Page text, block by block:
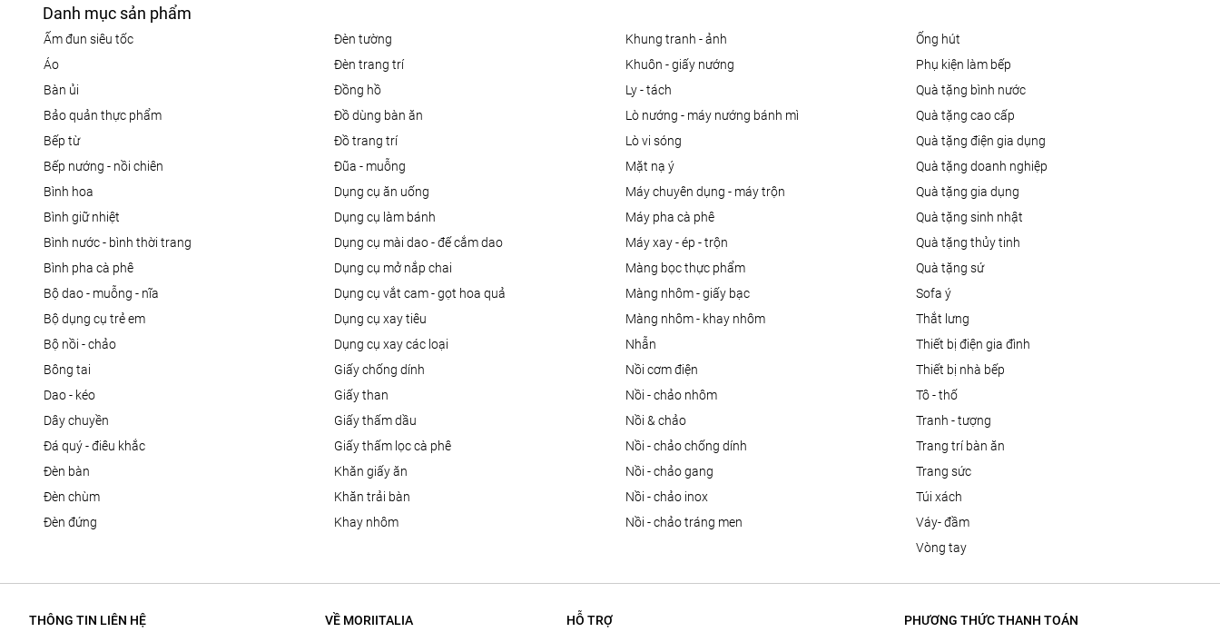
Danh mục sản phẩm
ấm đun siêu tốc
áo
bàn ủi
bảo quản thực phẩm
bếp từ
bếp nướng - nồi chiên
bình hoa
bình giữ nhiệt
bình nước - bình thời trang
bình pha cà phê
bộ dao - muỗng - nĩa
bộ dụng cụ trẻ em
bộ nồi - chảo
bông tai
dao - kéo
dây chuyền
đá quý - điêu khắc
đèn bàn
đèn chùm
đèn đứng
đèn tường
đèn trang trí
đồng hồ
đồ dùng bàn ăn
đồ trang trí
đũa - muỗng
dụng cụ ăn uống
dụng cụ làm bánh
dụng cụ mài dao - đế cắm dao
dụng cụ mở nắp chai
dụng cụ vắt cam - gọt hoa quả
dụng cụ xay tiêu
dụng cụ xay các loại
giấy chống dính
giấy than
giấy thấm dầu
giấy thấm lọc cà phê
khăn giấy ăn
khăn trải bàn
khay nhôm
khung tranh - ảnh
khuôn - giấy nướng
ly - tách
lò nướng - máy nướng bánh mì
lò vi sóng
mặt nạ ý
máy chuyên dụng - máy trộn
máy pha cà phê
máy xay - ép - trộn
màng bọc thực phẩm
màng nhôm - giấy bạc
màng nhôm - khay nhôm
nhẫn
nồi cơm điện
nồi - chảo nhôm
nồi & chảo
nồi - chảo chống dính
nồi - chảo gang
nồi - chảo inox
nồi - chảo tráng men
ống hút
phụ kiện làm bếp
quà tặng bình nước
quà tặng cao cấp
quà tặng điện gia dụng
quà tặng doanh nghiệp
quà tặng gia dụng
quà tặng sinh nhật
quà tặng thủy tinh
quà tặng sứ
sofa ý
thắt lưng
thiết bị điện gia đình
thiết bị nhà bếp
tô - thố
tranh - tượng
trang trí bàn ăn
trang sức
túi xách
váy- đầm
vòng tay
THÔNG TIN LIÊN HỆ VỀ MORIITALIA HỖ TRỢ PHƯƠNG THỨC THANH TOÁN